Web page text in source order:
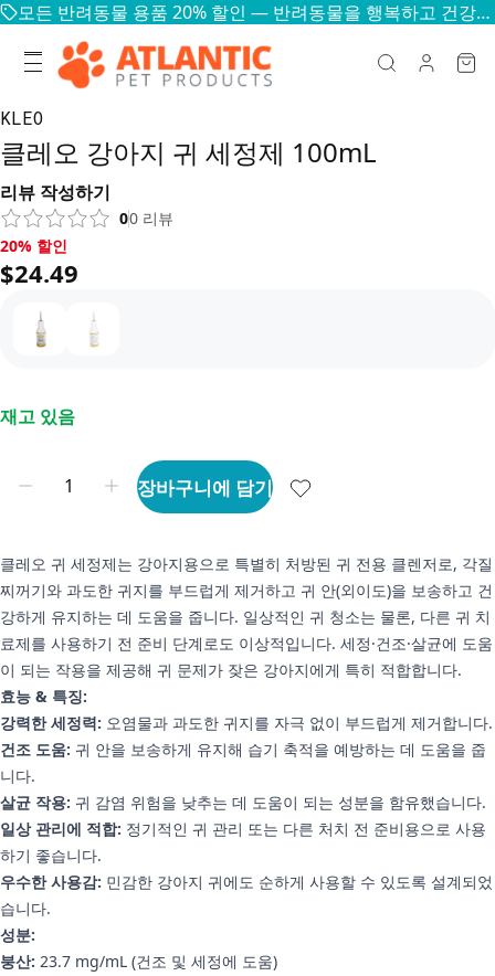
모든 반려동물 용품 20% 할인 — 반려동물을 행복하고 건강하게
KLEO
클레오 강아지 귀 세정제 100mL
리뷰 작성하기
00 리뷰
20% 할인, $24.49
20% 할인
$24.49
재고 있음
장바구니에 담기
클레오 귀 세정제는 강아지용으로 특별히 처방된 귀 전용 클렌저로, 각질
찌꺼기와 과도한 귀지를 부드럽게 제거하고 귀 안(외이도)을 보송하고 건
강하게 유지하는 데 도움을 줍니다. 일상적인 귀 청소는 물론, 다른 귀 치
료제를 사용하기 전 준비 단계로도 이상적입니다. 세정·건조·살균에 도움
이 되는 작용을 제공해 귀 문제가 잦은 강아지에게 특히 적합합니다.
효능 & 특징:
강력한 세정력: 오염물과 과도한 귀지를 자극 없이 부드럽게 제거합니다.
건조 도움: 귀 안을 보송하게 유지해 습기 축적을 예방하는 데 도움을 줍
니다.
살균 작용: 귀 감염 위험을 낮추는 데 도움이 되는 성분을 함유했습니다.
일상 관리에 적합: 정기적인 귀 관리 또는 다른 처치 전 준비용으로 사용
하기 좋습니다.
우수한 사용감: 민감한 강아지 귀에도 순하게 사용할 수 있도록 설계되었
습니다.
성분:
붕산: 23.7 mg/mL (건조 및 세정에 도움)